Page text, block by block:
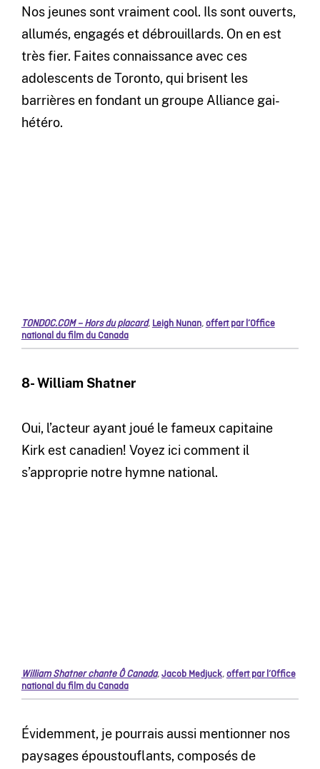
Nos jeunes sont vraiment cool. Ils sont ouverts,
allumés, engagés et débrouillards. On en est
très fier. Faites connaissance avec ces
adolescents de Toronto, qui brisent les
barrières en fondant un groupe Alliance gai-
hétéro.
TONDOC.COM – Hors du placard, Leigh Nunan,offert par l’Office
national du film du Canada
8- William Shatner
Oui, l’acteur ayant joué le fameux capitaine
Kirk est canadien! Voyez ici comment il
s’approprie notre hymne national.
William Shatner chante Ô Canada,Jacob Medjuck,offert par l’Office
national du film du Canada
Évidemment, je pourrais aussi mentionner nos
paysages époustouflants, composés de